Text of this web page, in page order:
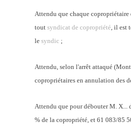
Attendu que chaque copropriétaire
tout syndicat de copropriété, il est
le syndic ;
Attendu, selon l'arrêt attaqué
copropriétaires en annulation des
Attendu que pour débouter M. X...
% de la copropriété, et 61 083/85